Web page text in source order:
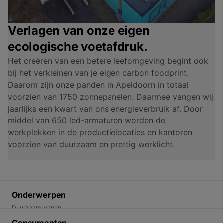
Verlagen van onze eigen
ecologische voetafdruk.
Het creëren van een betere leefomgeving begint ook
bij het verkleinen van je eigen carbon foodprint.
Daarom zijn onze panden in Apeldoorn in totaal
voorzien van 1750 zonnepanelen. Daarmee vangen wij
jaarlijks een kwart van ons energieverbruik af. Door
middel van 650 led-armaturen worden de
werkplekken in de productielocaties en kantoren
voorzien van duurzaam en prettig werklicht.
Onderwerpen
Duurzaam wonen
Energietransitie